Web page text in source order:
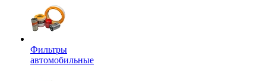
Фильтры
автомобильные